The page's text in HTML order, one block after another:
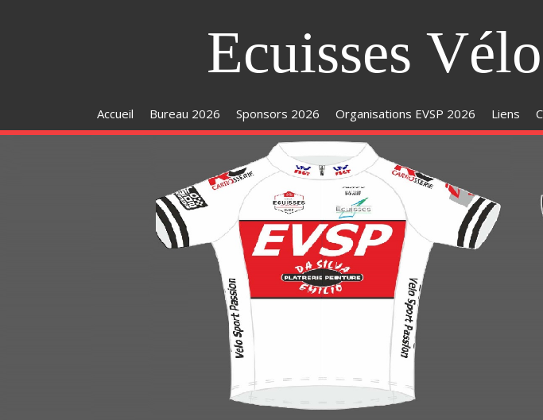
Ecuisses
Accueil Bureau 2026 Sponsors 2026 Organisations EVSP 2026 Liens